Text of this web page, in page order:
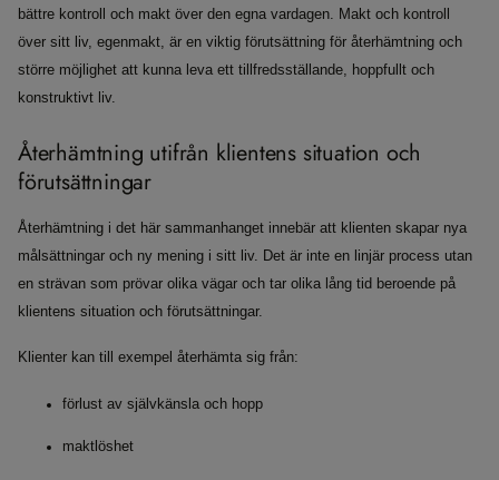
bättre kontroll och makt över den egna vardagen. Makt och kontroll
över sitt liv, egenmakt, är en viktig förutsättning för återhämtning och
större möjlighet att kunna leva ett tillfredsställande, hoppfullt och
konstruktivt liv.
Återhämtning utifrån klientens situation och
förutsättningar
Återhämtning i det här sammanhanget innebär att klienten skapar nya
målsättningar och ny mening i sitt liv. Det är inte en linjär process utan
en strävan som prövar olika vägar och tar olika lång tid beroende på
klientens situation och förutsättningar.
Klienter kan till exempel återhämta sig från:
förlust av självkänsla och hopp
maktlöshet